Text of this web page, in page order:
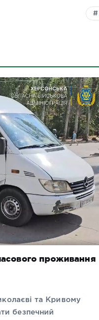
проживання
та Кривому
безпечний